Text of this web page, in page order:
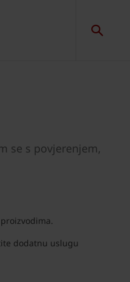
se s povjerenjem,
dodatnu uslugu